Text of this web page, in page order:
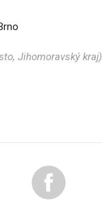
Jihomoravský kraj)